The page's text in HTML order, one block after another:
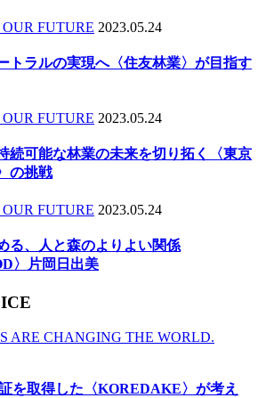
OUR FUTURE 2023.05.24
トラルの実現へ〈住友林業〉が目指す
OUR FUTURE 2023.05.24
続可能な林業の未来を切り拓く〈東京
の挑戦
OUR FUTURE 2023.05.24
る、人と森のよりよい関係
〉片岡日出美
ARE CHANGING THE WORLD.
を取得した〈KOREDAKE〉が考え